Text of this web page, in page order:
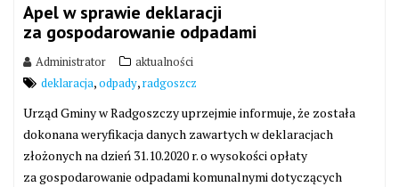
Apel w sprawie deklaracji
za gospodarowanie odpadami
Administrator
aktualności
deklaracja,odpady,radgoszcz
Urząd Gminy w Radgoszczy uprzejmie informuje, że została
dokonana weryfikacja danych zawartych w deklaracjach
złożonych na dzień 31.10.2020 r. o wysokości opłaty
za gospodarowanie odpadami komunalnymi dotyczących